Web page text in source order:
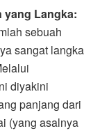
yang Langka:
sebuah
sangat langka
diyakini
panjang dari
(yang asalnya